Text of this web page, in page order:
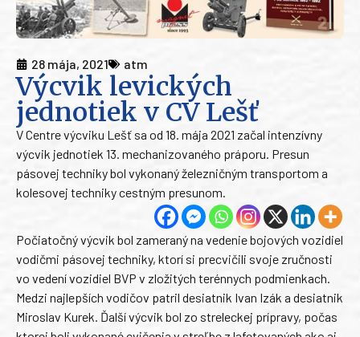
28 mája, 2021 atm
Výcvik levických
jednotiek v CV Lešť
V Centre výcviku Lešť sa od 18. mája 2021 začal intenzívny
výcvik jednotiek 13. mechanizovaného práporu. Presun
pásovej techniky bol vykonaný železničným transportom a
kolesovej techniky cestným presunom.
Počiatočný výcvik bol zameraný na vedenie bojových vozidiel
vodičmi pásovej techniky, ktorí si precvičili svoje zručnosti
vo vedení vozidiel BVP v zložitých terénnych podmienkach.
Medzi najlepších vodičov patril desiatnik Ivan Izák a desiatnik
Miroslav Kurek. Ďalší výcvik bol zo streleckej prípravy, počas